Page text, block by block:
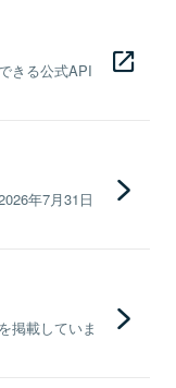
きる公式API
年7月31日
掲載していま